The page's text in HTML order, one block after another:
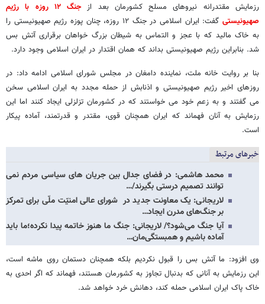
رزمایش مقتدرانه نیروهای مسلح کشورمان بعد از
جنگ ۱۲ روزه با رژیم
صهیونیستی
گفت: ایران اسلامی در جنگ ۱۲ روزه، چنان پوزه رژیم صهیونیستی را
به خاک مالید که با عجز و التماس به شیطان بزرگ خواهان برقراری آتش بس
شد. بنابراین رژیم صهیونیستی بداند که همان اقتدار در ایران اسلامی وجود دارد.
بنا بر روایت خانه ملت، نماینده دامغان در مجلس شورای اسلامی ادامه داد: در
روزهای اخیر رژیم صهیونیستی و اذنابش از حمله مجدد به ایران اسلامی سخن
می گفتند و به زعم خود می خواستند که در کشورمان تزلزلی ایجاد کنند اما این
رزمایش به آنان فهماند که ایران همچنان قوی، مقتدر و قدرتمند، آماده پیکار
است.
خبرهای مرتبط
محمد هاشمی: در فضای جدال بین جریان های سیاسی مردم نمی
توانند تصمیم درستی بگیرند/…
لاریجانی: یک معاونت جدید در شورای عالی امنیّت ملّی برای تمرکز
بر جنگ‌های مدرن ایجاد…
آیا جنگ می‌شود؟/ لاریجانی: جنگ ما هنوز خاتمه پیدا نکرده؛ما باید
آماده باشیم و همبستگی‌مان…
وی افزود: ما آتش بس را قبول نکردیم بلکه همچنان دستمان روی ماشه است،
این رزمایش به آنانی که بدنبال تجاوز به کشورمان هستند، فهماند که اگر احدی به
خاک پاک ایران اسلامی حمله کند، دهانش خرد خواهد شد.